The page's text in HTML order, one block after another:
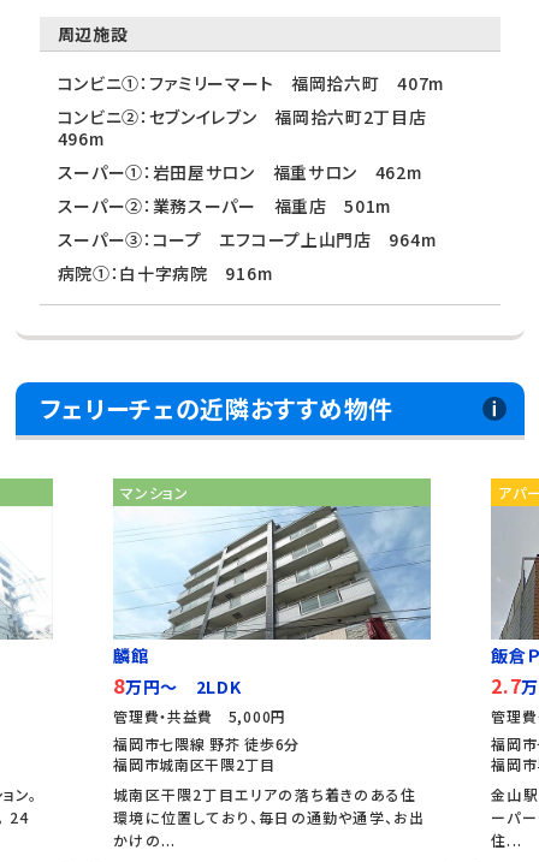
周辺施設
コンビニ①：ファミリーマート 福岡拾六町 407m
コンビニ②：セブンイレブン 福岡拾六町2丁目店
496m
スーパー①：岩田屋サロン 福重サロン 462m
スーパー②：業務スーパー 福重店 501m
スーパー③：コープ エフコープ上山門店 964m
病院①：白十字病院 916m
フェリーチェの近隣おすすめ物件
ン。
24
マンション
麟館
8万円～ 2LDK
管理費・共益費 5,000円
福岡市七隈線 野芥 徒歩6分
福岡市城南区干隈2丁目
城南区干隈2丁目エリアの落ち着きのある住
環境に位置しており、毎日の通勤や通学、お出
かけの...
アパ
飯倉
2.7
管理
福岡
福岡
金山
ーパ
住...